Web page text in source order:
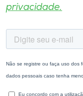
privacidade.